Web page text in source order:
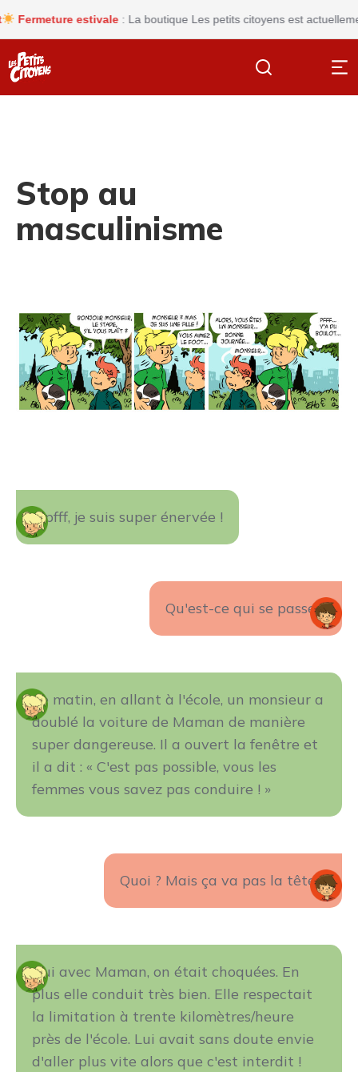
estivale: La boutique Les petits citoyens est actuellement
Stop au
masculinisme
Mpfff, je suis super énervée !
Qu'est-ce qui se passe ?
Ce matin, en allant à l'école, un monsieur a
doublé la voiture de Maman de manière
super dangereuse. Il a ouvert la fenêtre et
il a dit : « C'est pas possible, vous les
femmes vous savez pas conduire ! »
Quoi ? Mais ça va pas la tête ?
Oui avec Maman, on était choquées. En
plus elle conduit très bien. Elle respectait
la limitation à trente kilomètres/heure
près de l'école. Lui avait sans doute envie
d'aller plus vite alors que c'est interdit !